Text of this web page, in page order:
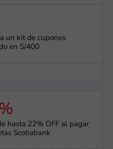
un kit de cupones
en S/400
hasta 22% OFF al pagar
Scotiabank